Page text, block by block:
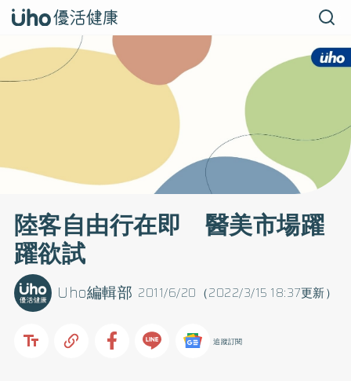
陸客自由行在即 醫美市場躍
躍欲試
2011/6/20（2022/3/15 18:37更新）
Uho編輯部
追蹤訂閱